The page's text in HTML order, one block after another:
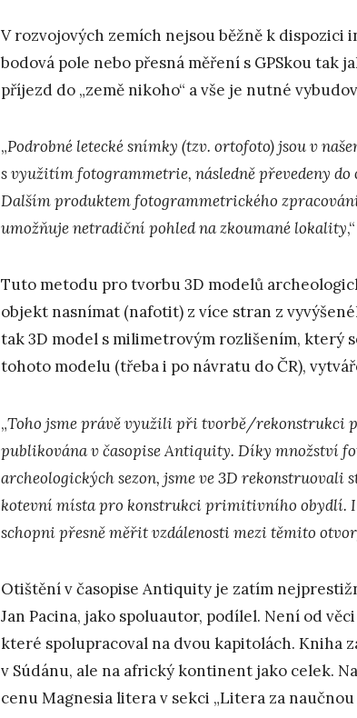
V rozvojových zemích nejsou běžně k
bodová pole nebo přesná měření s GPSkou tak
příjezd do „země nikoho“ a vše je nutné
„Podrobné letecké snímky (tzv. ortofoto) jsou v
s využitím fotogrammetrie, následně převedeny
Dalším produktem fotogrammetrického
umožňuje netradiční pohled na zkoumané lokality
Tuto metodu pro tvorbu 3D modelů
objekt nasnímat (nafotit) z více stran z
tak 3D model s milimetrovým rozlišením, který
tohoto modelu (třeba i po návratu do ČR),
„Toho jsme právě využili při tvorbě/rekonstrukci
publikována v časopise Antiquity. Díky množství
archeologických sezon, jsme ve 3D rekonstruovali
kotevní místa pro konstrukci primitivního obydlí.
schopni přesně měřit vzdálenosti mezi těmito
Otištění v časopise Antiquity je zatím
Jan Pacina, jako spoluautor, podílel. Není od
které spolupracoval na dvou kapitolách. Kniha
v Súdánu, ale na africký kontinent jako celek.
cenu Magnesia litera v sekci „Litera za